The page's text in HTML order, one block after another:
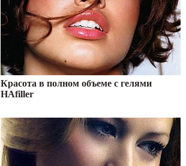
Красота в полном объеме с гелями
HAfiller